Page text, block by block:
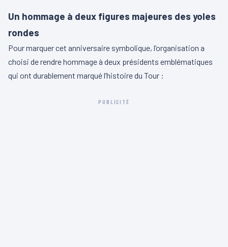
Un hommage à deux figures majeures des yoles
rondes
Pour marquer cet anniversaire symbolique, l’organisation a
choisi de rendre hommage à deux présidents emblématiques
qui ont durablement marqué l’histoire du Tour :
PUBLICITÉ